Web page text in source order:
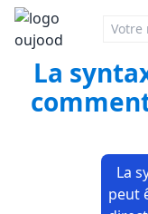
La
La
peut